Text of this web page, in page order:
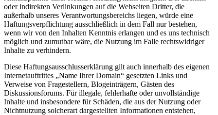
oder indirekten Verlinkungen auf die Webseiten Dritter, die
außerhalb unseres Verantwortungsbereichs liegen, würde eine
Haftungsverpflichtung ausschließlich in dem Fall nur bestehen,
wenn wir von den Inhalten Kenntnis erlangen und es uns technisch
möglich und zumutbar wäre, die Nutzung im Falle rechtswidriger
Inhalte zu verhindern.
Diese Haftungsausschlusserklärung gilt auch innerhalb des eigenen
Internetauftrittes „Name Ihrer Domain“ gesetzten Links und
Verweise von Fragestellern, Blogeinträgern, Gästen des
Diskussionsforums. Für illegale, fehlerhafte oder unvollständige
Inhalte und insbesondere für Schäden, die aus der Nutzung oder
Nichtnutzung solcherart dargestellten Informationen entstehen,